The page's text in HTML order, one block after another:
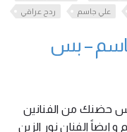
ردح عراقي
علي جاسم
– بس
بس حضنك من الفنانين
ايضاً الفنان نور الزين